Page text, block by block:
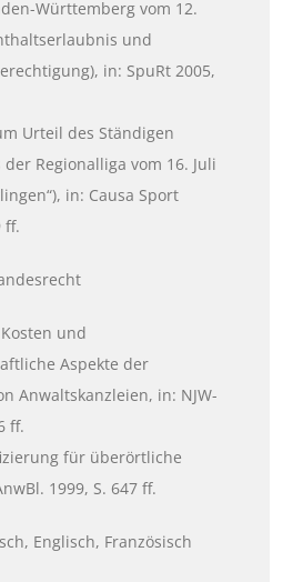
Württemberg vom 12.
und
in: SpuRt 2005,
Urteil des Ständigen
Regionalliga vom 16. Juli
in: Causa Sport
ff.
und
Aspekte der
Anwaltskanzleien, in: NJW-
ff.
für überörtliche
1999, S. 647 ff.
Englisch, Französisch